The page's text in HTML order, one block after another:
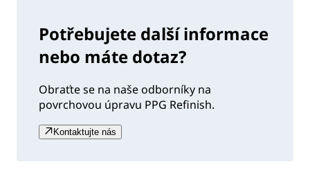
Potřebujete další informace
nebo máte dotaz?
Obraťte se na naše odborníky na
povrchovou úpravu PPG Refinish.
Kontaktujte nás